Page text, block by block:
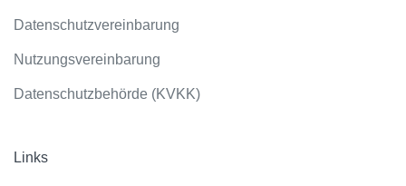
Datenschutzvereinbarung
Nutzungsvereinbarung
Datenschutzbehörde (KVKK)
Links